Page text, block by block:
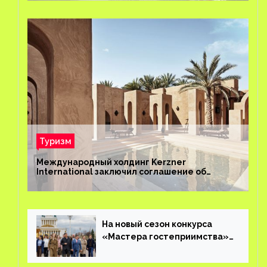
Туризм
Международный холдинг Kerzner
International заключил соглашение об
управлении курортом Bab Al Shams Desert
Resort в Дубае
На новый сезон конкурса
«Мастера гостеприимства»
заявок